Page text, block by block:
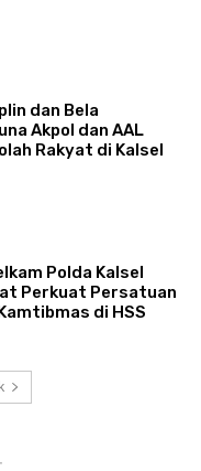
dan Bela
Akpol dan AAL
Rakyat di Kalsel
Polda Kalsel
Perkuat Persatuan
di HSS